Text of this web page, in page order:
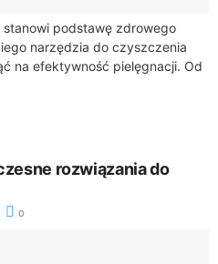
stanowi podstawę zdrowego
narzędzia do czyszczenia
na efektywność pielęgnacji. Od
cieszą się
rozwiązania do
0